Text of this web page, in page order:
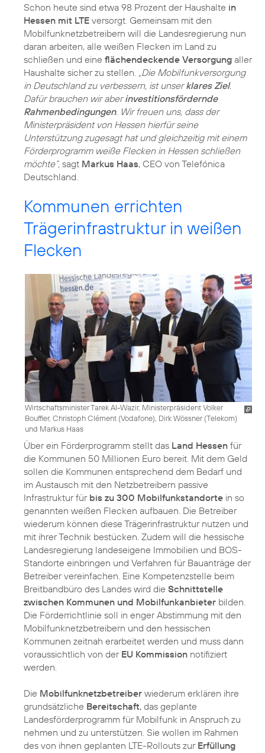
Schon heute sind etwa 98 Prozent der Haushalte in
Hessen mit LTE versorgt. Gemeinsam mit den
Mobilfunknetzbetreibern will die Landesregierung nun
daran arbeiten, alle weißen Flecken im Land zu
schließen und eine flächendeckende Versorgung aller
Haushalte sicher zu stellen.
„Die Mobilfunkversorgung
in Deutschland zu verbessern, ist unserklares Ziel.
Dafür brauchen wir aberinvestitionsfördernde
Rahmenbedingungen. Wir freuen uns, dass der
Ministerpräsident von Hessen hierfür seine
Unterstützung zugesagt hat und gleichzeitig mit einem
Förderprogramm weiße Flecken in Hessen schließen
möchte“, sagt Markus Haas, CEO von Telefónica
Deutschland.
Kommunen errichten
Trägerinfrastruktur in weißen
Flecken
Wirtschaftsminister Tarek Al-Wazir, Ministerpräsident Volker
Bouffier, Christoph Clément (Vodafone), Dirk Wössner (Telekom)
und Markus Haas
Über ein Förderprogramm stellt das Land Hessen für
die Kommunen 50 Millionen Euro bereit. Mit dem Geld
sollen die Kommunen entsprechend dem Bedarf und
im Austausch mit den Netzbetreibern passive
Infrastruktur für bis zu 300 Mobilfunkstandorte in so
genannten weißen Flecken aufbauen. Die Betreiber
wiederum können diese Trägerinfrastruktur nutzen und
mit ihrer Technik bestücken. Zudem will die hessische
Landesregierung landeseigene Immobilien und BOS-
Standorte einbringen und Verfahren für Bauanträge der
Betreiber vereinfachen. Eine Kompetenzstelle beim
Breitbandbüro des Landes wird die Schnittstelle
zwischen Kommunen und Mobilfunkanbieter bilden.
Die Förderrichtlinie soll in enger Abstimmung mit den
Mobilfunknetzbetreibern und den hessischen
Kommunen zeitnah erarbeitet werden und muss dann
voraussichtlich von der EU Kommission notifiziert
werden.
Die Mobilfunknetzbetreiber wiederum erklären ihre
grundsätzliche Bereitschaft, das geplante
Landesförderprogramm für Mobilfunk in Anspruch zu
nehmen und zu unterstützen. Sie wollen im Rahmen
des von ihnen geplanten LTE-Rollouts zur Erfüllung